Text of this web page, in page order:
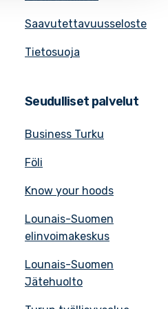
Saavutettavuusseloste
Tietosuoja
Seudulliset palvelut
Business Turku
Föli
Know your hoods
Lounais-Suomen
elinvoimakeskus
Lounais-Suomen
Jätehuolto